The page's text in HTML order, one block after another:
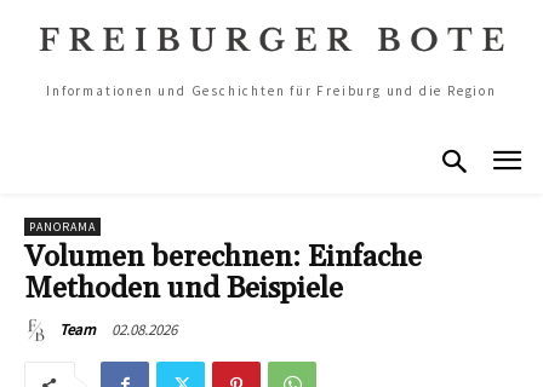
Informationen und Geschichten für Freiburg und die Region
PANORAMA
Volumen berechnen: Einfache
Methoden und Beispiele
Team 02.08.2026